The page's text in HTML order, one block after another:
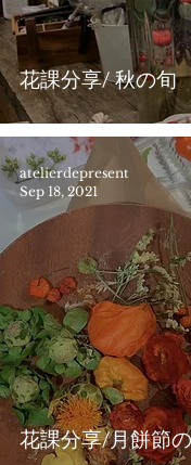
花課分享/ 秋の旬
花課分享/月餅節
atelierdepresent
Sep 18, 2021